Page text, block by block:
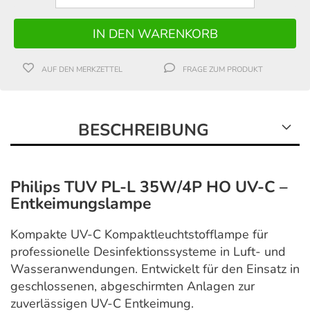
AUF DEN MERKZETTEL FRAGE ZUM PRODUKT
BESCHREIBUNG
Philips TUV PL-L 35W/4P HO UV-C –
Entkeimungslampe
Kompakte UV-C Kompaktleuchtstofflampe für
professionelle Desinfektionssysteme in Luft- und
Wasseranwendungen. Entwickelt für den Einsatz in
geschlossenen, abgeschirmten Anlagen zur
zuverlässigen UV-C Entkeimung.